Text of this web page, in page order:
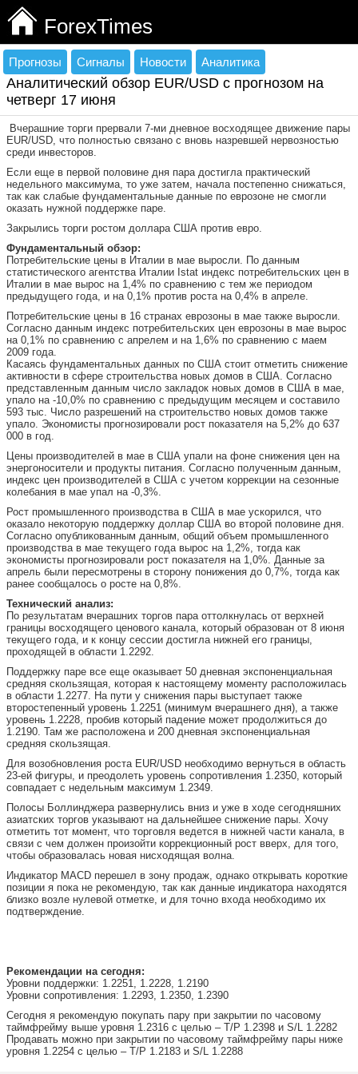
ForexTimes
Прогнозы Сигналы Новости Аналитика
Аналитический обзор EUR/USD с прогнозом на
четверг 17 июня
Вчерашние торги прервали 7-ми дневное восходящее движение пары
EUR/USD, что полностью связано с вновь назревшей нервозностью
среди инвесторов.
Если еще в первой половине дня пара достигла практический
недельного максимума, то уже затем, начала постепенно снижаться,
так как слабые фундаментальные данные по еврозоне не смогли
оказать нужной поддержке паре.
Закрылись торги ростом доллара США против евро.
Фундаментальный обзор:
Потребительские цены в Италии в мае выросли. По данным
статистического агентства Италии Istat индекс потребительских цен в
Италии в мае вырос на 1,4% по сравнению с тем же периодом
предыдущего года, и на 0,1% против роста на 0,4% в апреле.
Потребительские цены в 16 странах еврозоны в мае также выросли.
Согласно данным индекс потребительских цен еврозоны в мае вырос
на 0,1% по сравнению с апрелем и на 1,6% по сравнению с маем
2009 года.
Касаясь фундаментальных данных по США стоит отметить снижение
активности в сфере строительства новых домов в США. Согласно
представленным данным число закладок новых домов в США в мае,
упало на -10,0% по сравнению с предыдущим месяцем и составило
593 тыс. Число разрешений на строительство новых домов также
упало. Экономисты прогнозировали рост показателя на 5,2% до 637
000 в год.
Цены производителей в мае в США упали на фоне снижения цен на
энергоносители и продукты питания. Согласно полученным данным,
индекс цен производителей в США с учетом коррекции на сезонные
колебания в мае упал на -0,3%.
Рост промышленного производства в США в мае ускорился, что
оказало некоторую поддержку доллар США во второй половине дня.
Согласно опубликованным данным, общий объем промышленного
производства в мае текущего года вырос на 1,2%, тогда как
экономисты прогнозировали рост показателя на 1,0%. Данные за
апрель были пересмотрены в сторону понижения до 0,7%, тогда как
ранее сообщалось о росте на 0,8%.
Технический анализ:
По результатам вчерашних торгов пара оттолкнулась от верхней
границы восходящего ценового канала, который образован от 8 июня
текущего года, и к концу сессии достигла нижней его границы,
проходящей в области 1.2292.
Поддержку паре все еще оказывает 50 дневная экспоненциальная
средняя скользящая, которая к настоящему моменту расположилась
в области 1.2277. На пути у снижения пары выступает также
второстепенный уровень 1.2251 (минимум вчерашнего дня), а также
уровень 1.2228, пробив который падение может продолжиться до
1.2190. Там же расположена и 200 дневная экспоненциальная
средняя скользящая.
Для возобновления роста EUR/USD необходимо вернуться в область
23-ей фигуры, и преодолеть уровень сопротивления 1.2350, который
совпадает с недельным максимум 1.2349.
Полосы Боллинджера развернулись вниз и уже в ходе сегодняшних
азиатских торгов указывают на дальнейшее снижение пары. Хочу
отметить тот момент, что торговля ведется в нижней части канала, в
связи с чем должен произойти коррекционный рост вверх, для того,
чтобы образовалась новая нисходящая волна.
Индикатор MACD перешел в зону продаж, однако открывать короткие
позиции я пока не рекомендую, так как данные индикатора находятся
близко возле нулевой отметке, и для точно входа необходимо их
подтверждение.
Рекомендации на сегодня:
Уровни поддержки: 1.2251, 1.2228, 1.2190
Уровни сопротивления: 1.2293, 1.2350, 1.2390
Сегодня я рекомендую покупать пару при закрытии по часовому
таймфрейму выше уровня 1.2316 с целью – T/P 1.2398 и S/L 1.2282
Продавать можно при закрытии по часовому таймфрейму пары ниже
уровня 1.2254 с целью – T/P 1.2183 и S/L 1.2288